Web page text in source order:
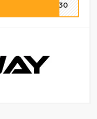
AG30